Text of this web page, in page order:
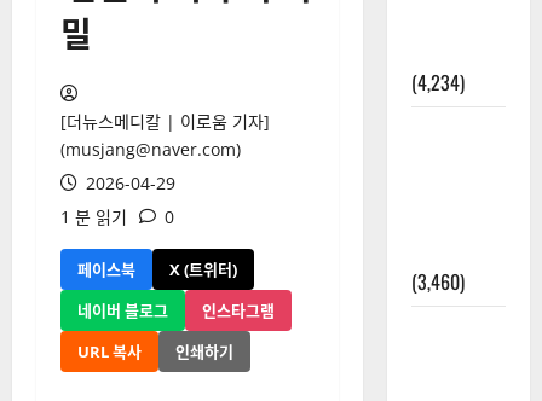
밀
[더뉴스메디칼 | 이로움 기자]
(musjang@naver.com)
2026-04-29
1 분 읽기
0
페이스북
X (트위터)
네이버 블로그
인스타그램
URL 복사
인쇄하기
(4,234)
(3,460)